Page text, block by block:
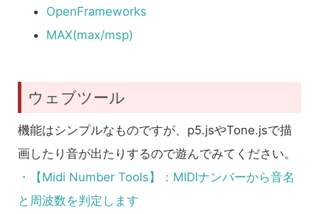
OpenFrameworks
MAX(max/msp)
ウェブツール
機能はシンプルなものですが、p5.jsやTone.jsで描
画したり音が出たりするので遊んでみてください。
・【Midi Number Tools】：MIDIナンバーから音名
と周波数を判定します